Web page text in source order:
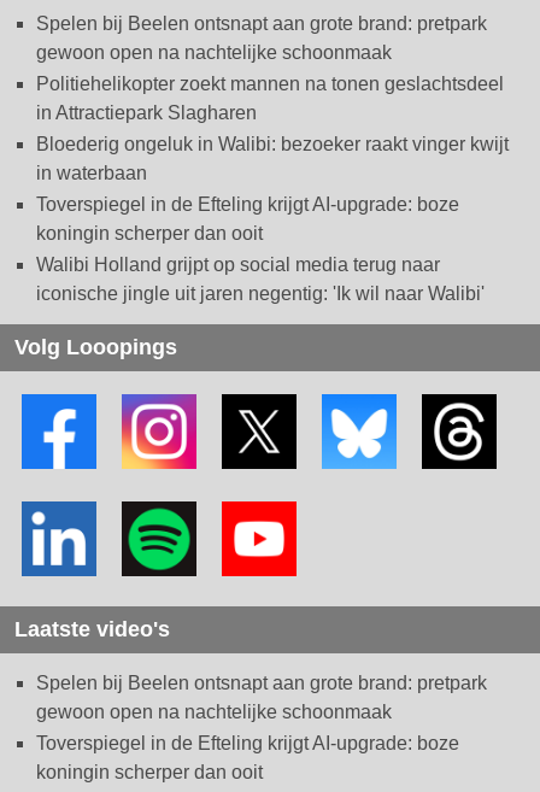
Spelen bij Beelen ontsnapt aan grote brand: pretpark
gewoon open na nachtelijke schoonmaak
Politiehelikopter zoekt mannen na tonen geslachtsdeel
in Attractiepark Slagharen
Bloederig ongeluk in Walibi: bezoeker raakt vinger kwijt
in waterbaan
Toverspiegel in de Efteling krijgt AI-upgrade: boze
koningin scherper dan ooit
Walibi Holland grijpt op social media terug naar
iconische jingle uit jaren negentig: 'Ik wil naar Walibi'
Volg Looopings
Laatste video's
Spelen bij Beelen ontsnapt aan grote brand: pretpark
gewoon open na nachtelijke schoonmaak
Toverspiegel in de Efteling krijgt AI-upgrade: boze
koningin scherper dan ooit